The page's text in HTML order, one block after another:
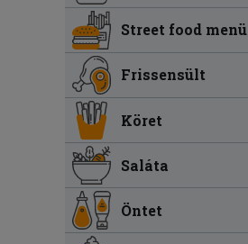
Street food menü
Frissensült
Köret
Saláta
Öntet